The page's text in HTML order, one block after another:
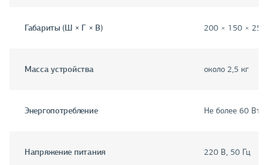
Габариты (Ш × Г × В) 200 × 150 ×
Масса устройства около 2,5 кг
Энергопотребление Не более 60 Вт
Напряжение питания 220 В, 50 Гц